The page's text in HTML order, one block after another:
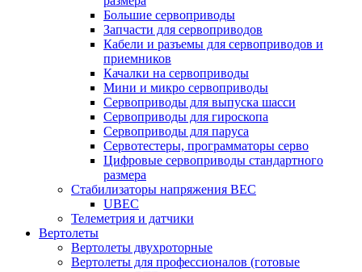
Большие сервоприводы
Запчасти для сервоприводов
Кабели и разъемы для сервоприводов и
приемников
Качалки на сервоприводы
Мини и микро сервоприводы
Сервоприводы для выпуска шасси
Сервоприводы для гироскопа
Сервоприводы для паруса
Сервотестеры, программаторы серво
Цифровые сервоприводы стандартного
размера
Стабилизаторы напряжения BEC
UBEC
Телеметрия и датчики
Вертолеты
Вертолеты двухроторные
Вертолеты для профессионалов (готовые